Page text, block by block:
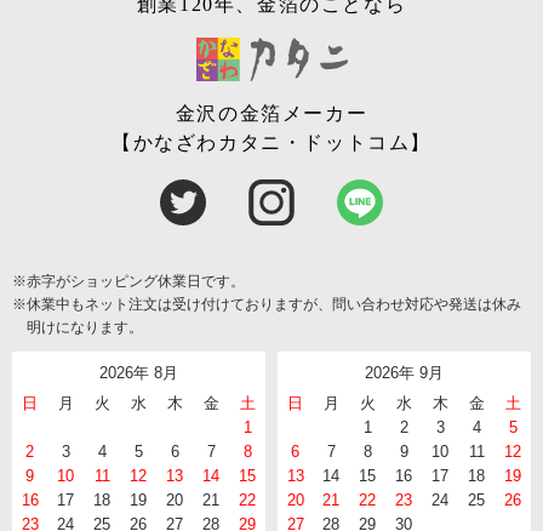
創業120年、金箔のことなら
金沢の金箔メーカー
【かなざわカタニ・ドットコム】
※赤字がショッピング休業日です。
※休業中もネット注文は受け付けておりますが、問い合わせ対応や発送は休み
明けになります。
2026年 8月
日
月 火 水 木 金
土
1
2
3 4 5 6 7
8
9
10 11 12 13 14
15
16
17 18 19 20 21
22
23
24 25 26 27 28 29
2026年 9月
日
月 火 水 木 金
土
1
2 3 4
5
6
7 8 9 10 11
12
13
14 15 16 17 18
19
20
21 22 23 24 25
26
27
28 29 30